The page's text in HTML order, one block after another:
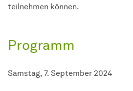
teilnehmen können.
Programm
Samstag, 7. September 2024